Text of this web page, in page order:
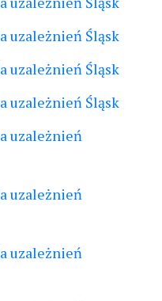
uzależnień Śląsk
uzależnień Śląsk
uzależnień Śląsk
uzależnień
uzależnień
uzależnień